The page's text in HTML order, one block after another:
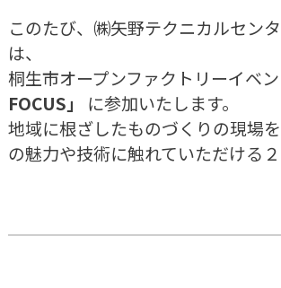
ミラクール
ゼロコート
室外機の遮熱｜省エネで暑さ対策の効
にお伝え！
ミラクールロード
このたび、㈱矢野テクニカルセン
は、
桐生市オープンファクトリーイベ
FOCUS」
に参加いたします。
地域に根ざしたものづくりの現場
の魅力や技術に触れていただける２